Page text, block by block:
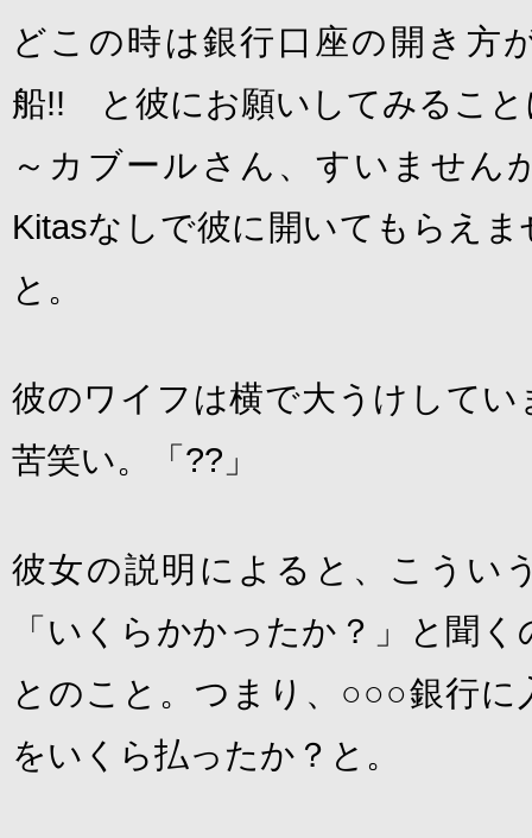
どこの時は銀行口座の開き方
船!! と彼にお願いしてみること
～カブールさん、すいません
Kitasなしで彼に開いてもらえ
と。
彼のワイフは横で大うけして
苦笑い。「??」
彼女の説明によると、こうい
「いくらかかったか？」と聞
とのこと。つまり、○○○銀行に
をいくら払ったか？と。